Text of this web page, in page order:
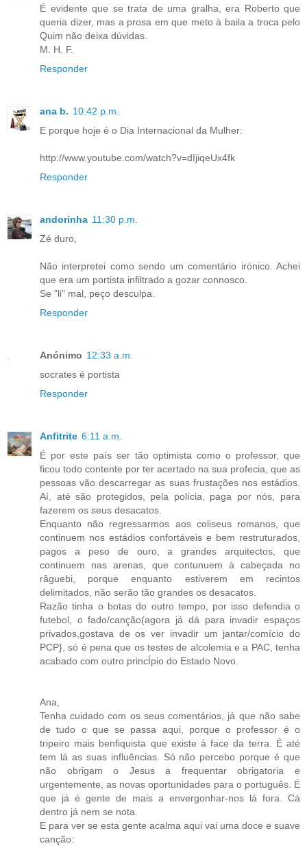
É evidente que se trata de uma gralha, era Roberto que
queria dizer, mas a prosa em que meto à baila a troca pelo
Quim não deixa dúvidas.
M. H. F.
Responder
ana b. 10:42 p.m.
E porque hoje é o Dia Internacional da Mulher:
http://www.youtube.com/watch?v=dIjiqeUx4fk
Responder
andorinha 11:30 p.m.
Zé duro,
Não interpretei como sendo um comentário irónico. Achei
que era um portista infiltrado a gozar connosco.
Se "li" mal, peço desculpa.
Responder
Anónimo 12:33 a.m.
socrates é portista
Responder
Anfitrite 6:11 a.m.
É por este país ser tão optimista como o professor, que
ficou todo contente por ter acertado na sua profecia, que as
pessoas vão descarregar as suas frustações nos estádios.
Aí, até são protegidos, pela polícia, paga por nós, para
fazerem os seus desacatos.
Enquanto não regressarmos aos coliseus romanos, que
continuem nos estádios confortáveis e bem restruturados,
pagos a peso de ouro, a grandes arquitectos, que
continuem nas arenas, que contunuem à cabeçada no
râguebi, porque enquanto estiverem em recintos
delimitados, não serão tão grandes os desacatos.
Razão tinha o botas do outro tempo, por isso defendia o
futebol, o fado/canção(agora já dá para invadir espaços
privados,gostava de os ver invadir um jantar/comício do
PCP}, só é pena que os testes de alcolemia e a PAC, tenha
acabado com outro princÍpio do Estado Novo.
Ana,
Tenha cuidado com os seus comentários, já que não sabe
de tudo o que se passa aqui, porque o professor é o
tripeiro mais benfiquista que existe à face da terra. É até
tem lá as suas influências. Só não percebo porque é que
não obrigam o Jesus a frequentar obrigatoria e
urgentemente, as novas oportunidades para o português. É
que já é gente de mais a envergonhar-nos lá fora. Cá
dentro já nem se nota.
E para ver se esta gente acalma aqui vai uma doce e suave
canção: